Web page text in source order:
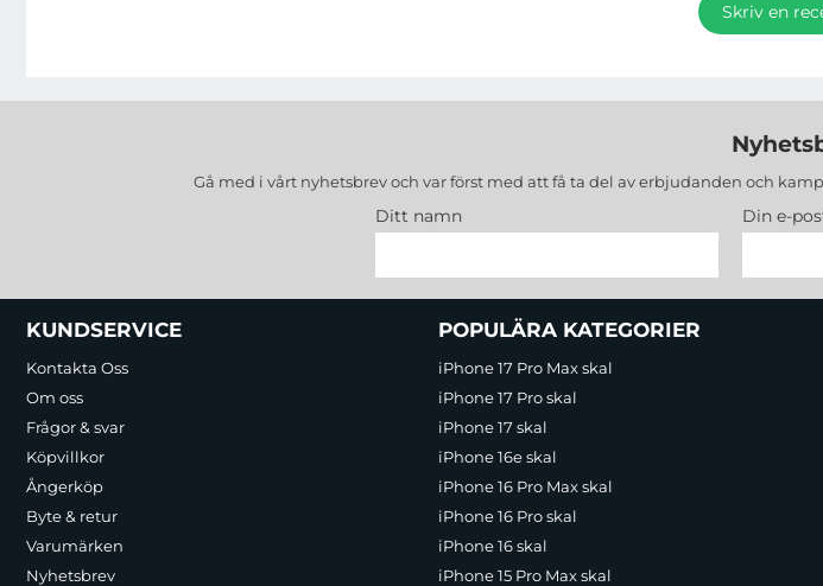
Skriv en
Gå med i vårt nyhetsbrev och var först med att få ta del av erbjudanden och
Ditt namn Din e-
Sidfot Blandad info och länkar
KUNDSERVICE
Kontakta Oss
Om oss
Frågor & svar
Köpvillkor
Ångerköp
Byte & retur
Varumärken
Nyhetsbrev
POPULÄRA KATEGORIER
iPhone 17 Pro Max skal
iPhone 17 Pro skal
iPhone 17 skal
iPhone 16e skal
iPhone 16 Pro Max skal
iPhone 16 Pro skal
iPhone 16 skal
iPhone 15 Pro Max skal